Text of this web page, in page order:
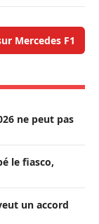
Mercedes F1
ne peut pas
le fiasco,
un accord